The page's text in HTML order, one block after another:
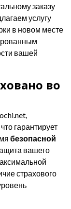
заказу
услугу
в новом месте
вашей
во
гарантирует
безопасной
вашего
страхового